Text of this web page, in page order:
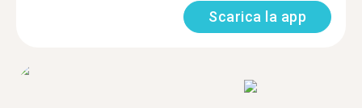
Scarica la app